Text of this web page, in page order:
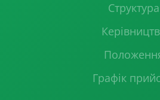
Структура
Графік